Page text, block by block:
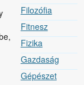
Filozófia
Fitnesz
Fizika
Gazdaság
Gépészet